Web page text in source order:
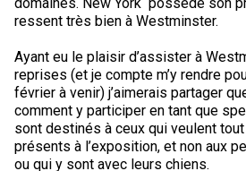
Colley barbu
Beauceron
Beagle
Chien de St-Hubert
Terrier de Boston
Bouledogue anglais
Braque français (Pyrénées)
Braque d'Auvergne
Terrier Nu Américain
Terrier américain du Staffordshire
Affenpinscher
Chien esquimau américain (nain)
Chiens de travail
Akita
Programme de certification des
Groupe 3 - Chiens-de-travail
Groupe 4 - Terriers
L'importation des chiens
Bureau des commandes
Expositions de conformation
Épreuve de chien de trait
Top Dogs
Top Dogs 2025
Assemblée générale annuelle du
Days Inn
Dodge
1-800-250-8040
orderdesk@ckc.ca
FAQ
Quand puis-je m'attendre à recevoir
ressent très bien à Westminster.
Ayant eu le plaisir d’assister à
reprises (et je compte m’y rendre
février à venir) j’aimerais partager
comment y participer en tant que
sont destinés à ceux qui veulent
présents à l’exposition, et non aux
ou qui y sont avec leurs chiens.